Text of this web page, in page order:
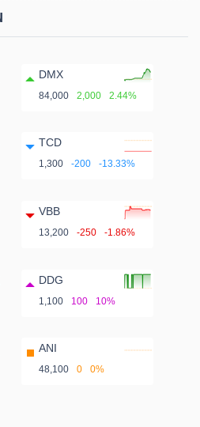
DMX
84,000 2,000 2.44%
TCD
1,300 -200 -13.33%
VBB
13,200 -250 -1.86%
DDG
1,100 100 10%
ANI
48,100 0 0%